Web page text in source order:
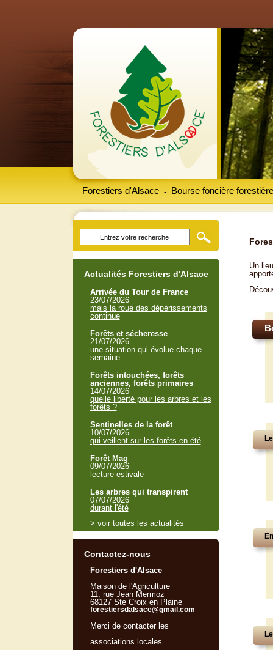
Forestiers d'Alsace Bourse foncière forestière
-
Un
Actualités Forestiers d'Alsace
Arrivée du Tour de France
23/07/2026
mais la roue des dépérissements
continue
Forêts et sécheresse
21/07/2026
une situation qui évolue chaque
semaine
Forêts intouchées, forêts
anciennes, forêts primaires
14/07/2026
quelle liberté pour les arbres et les
forêts ?
Sentinelles de la forêt
10/07/2026
qui veillent sur les forêts en été
Forêt Mag
09/07/2026
lecture estivale
Les arbres qui transpirent
07/07/2026
durant l'été
> voir toutes les actualités
Contactez-nous
Forestiers d'Alsace
Maison de l'Agriculture
11, rue Jean Mermoz
68127 Ste Croix en Plaine
forestiersdalsace@gmail.com
Merci de contacter les
associations locales